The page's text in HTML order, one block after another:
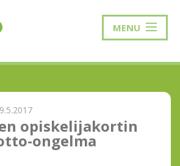
MENU
opiskelijakortin
ongelma